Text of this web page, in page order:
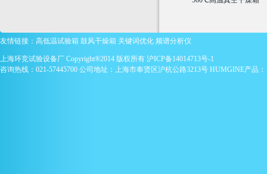
友情链接： 高低温试验箱 鼓风干燥箱 关键词优化 频谱分析仪
上海环竞试验设备厂 Copyright®2014 版权所有 沪ICP备14014713号-1
咨询热线：021-57445700 公司地址：上海市奉贤区沪杭公路3213号 HUMGINE产品：